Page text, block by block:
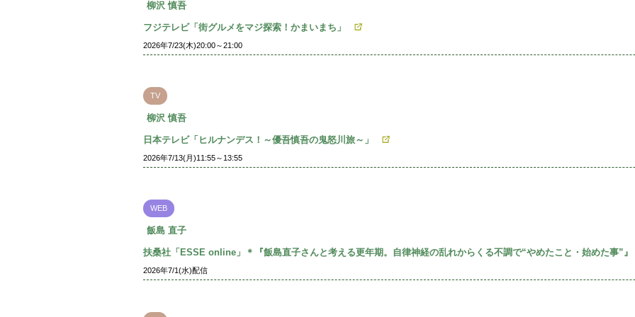
柳沢 慎吾
フジテレビ「街グルメをマジ探索！かまいまち」
2026年7/23(木)20:00～21:00
TV
柳沢 慎吾
日本テレビ「ヒルナンデス！～優吾慎吾の鬼怒川旅～」
2026年7/13(月)11:55～13:55
WEB
飯島 直子
扶桑社「ESSE online」＊『飯島直子さんと考える更年期。自律神経の乱れからくる不調で“やめたこと・始めた事”』
2026年7/1(水)配信